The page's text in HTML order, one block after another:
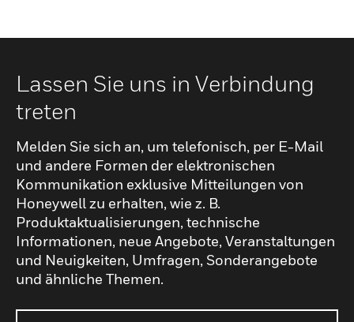
Lassen Sie uns in Verbindung
treten
Melden Sie sich an, um telefonisch, per E-Mail
und andere Formen der elektronischen
Kommunikation exklusive Mitteilungen von
Honeywell zu erhalten, wie z. B.
Produktaktualisierungen, technische
Informationen, neue Angebote, Veranstaltungen
und Neuigkeiten, Umfragen, Sonderangebote
und ähnliche Themen.